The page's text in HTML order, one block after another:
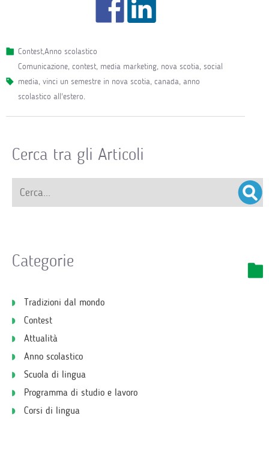
Contest,Anno scolastico
comunicazione, contest, media marketing, nova scotia, social
media, vinci un semestre in nova scotia, canada, anno
scolastico all'estero.
Cerca tra gli Articoli
Categorie
Tradizioni dal mondo
Contest
Attualità
Anno scolastico
Scuola di lingua
Programma di studio e lavoro
Corsi di lingua